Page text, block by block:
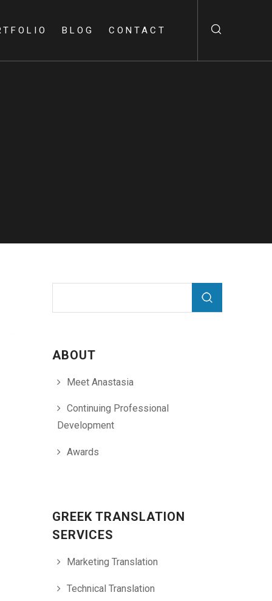
BLOG CONTACT
ABOUT
Meet Anastasia
Continuing Professional
Development
Awards
GREEK TRANSLATION
SERVICES
Marketing Translation
Technical Translation